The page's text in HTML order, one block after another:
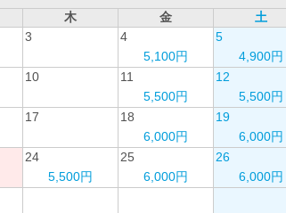
木 金
土
3
4
5,100円
5
4,900円
10
11
5,500円
12
5,500円
17
18
6,000円
19
6,000円
24
5,500円
25
6,000円
26
6,000円